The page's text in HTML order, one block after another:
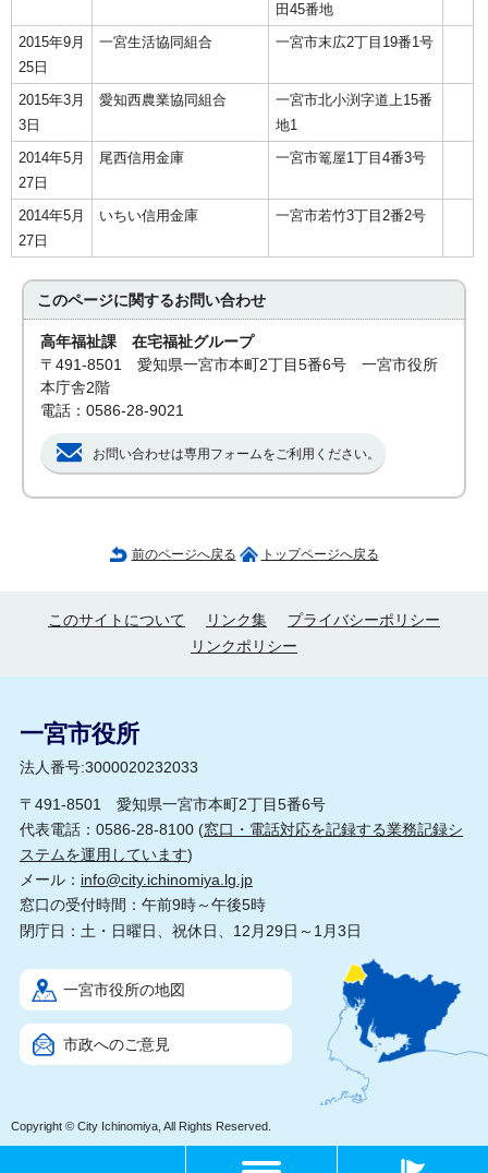
田45番地
2015年9月
25日
一宮生活協同組合 一宮市末広2丁目19番1号
2015年3月
3日
愛知西農業協同組合
一宮市北小渕字道上15番
地1
2014年5月
27日
尾西信用金庫 一宮市篭屋1丁目4番3号
2014年5月
27日
いちい信用金庫 一宮市若竹3丁目2番2号
このページに関するお問い合わせ
高年福祉課 在宅福祉グループ
〒491-8501 愛知県一宮市本町2丁目5番6号 一宮市役所
本庁舎2階
電話：0586-28-9021
お問い合わせは専用フォームをご利用ください。
前のページへ戻る トップページへ戻る
このサイトについて リンク集
プライバシーポリシー
リンクポリシー
一宮市役所
法人番号:3000020232033
〒491-8501 愛知県一宮市本町2丁目5番6号
代表電話：0586-28-8100 (窓口・電話対応を記録する業務記録シ
ステムを運用しています)
メール： info@city.ichinomiya.lg.jp
窓口の受付時間：午前9時～午後5時
閉庁日：土・日曜日、祝休日、12月29日～1月3日
一宮市役所の地図
市政へのご意見
Copyright © City Ichinomiya, All Rights Reserved.